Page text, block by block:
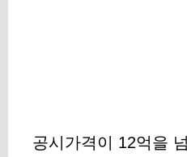
공시가격이 12억을